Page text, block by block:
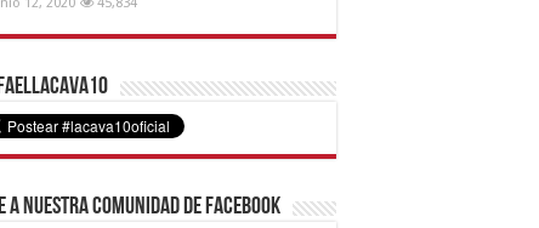
a nuestra comunidad de Facebook